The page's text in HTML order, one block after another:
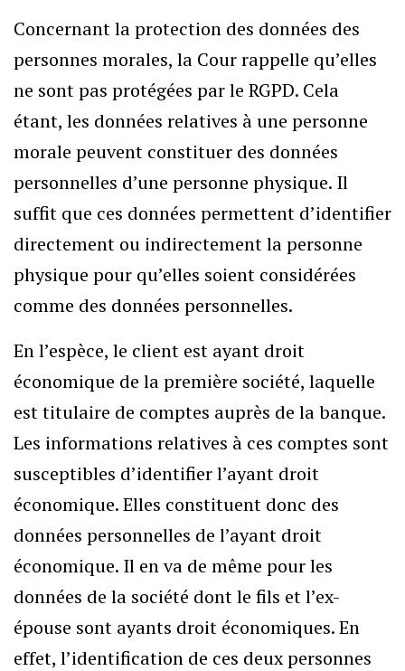
Concernant la protection des données des
personnes morales, la Cour rappelle qu’elles
ne sont pas protégées par le RGPD. Cela
étant, les données relatives à une personne
morale peuvent constituer des données
personnelles d’une personne physique. Il
suffit que ces données permettent d’identifier
directement ou indirectement la personne
physique pour qu’elles soient considérées
comme des données personnelles.
En l’espèce, le client est ayant droit
économique de la première société, laquelle
est titulaire de comptes auprès de la banque.
Les informations relatives à ces comptes sont
susceptibles d’identifier l’ayant droit
économique. Elles constituent donc des
données personnelles de l’ayant droit
économique. Il en va de même pour les
données de la société dont le fils et l’ex-
épouse sont ayants droit économiques. En
effet, l’identification de ces deux personnes